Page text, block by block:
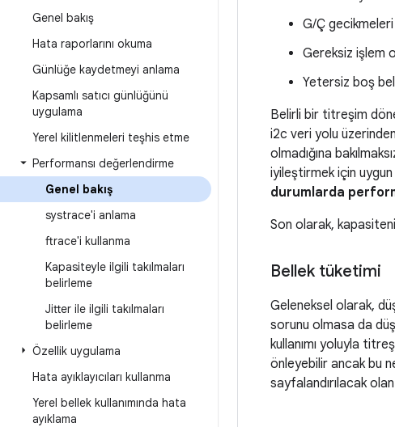
Genel bakış
Hata raporlarını okuma
Günlüğe kaydetmeyi anlama
Kapsamlı satıcı günlüğünü
uygulama
Yerel kilitlenmeleri teşhis etme
Performansı değerlendirme
Genel bakış
systrace'i anlama
ftrace'i kullanma
Kapasiteyle ilgili takılmaları
belirleme
Jitter ile ilgili takılmaları
belirleme
Özellik uygulama
Hata ayıklayıcıları kullanma
Yerel bellek kullanımında hata
ayıklama
G/Ç gecikmeleri
Gereksiz işlem
Yetersiz boş
Belirli bir titreşim
i2c veri yolu
olmadığına
iyileştirmek için
durumlarda
Son olarak,
Bellek tüketimi
Geleneksel olarak,
sorunu olmasa da
kullanımı yoluyla
önleyebilir ancak bu
sayfalandırılacak